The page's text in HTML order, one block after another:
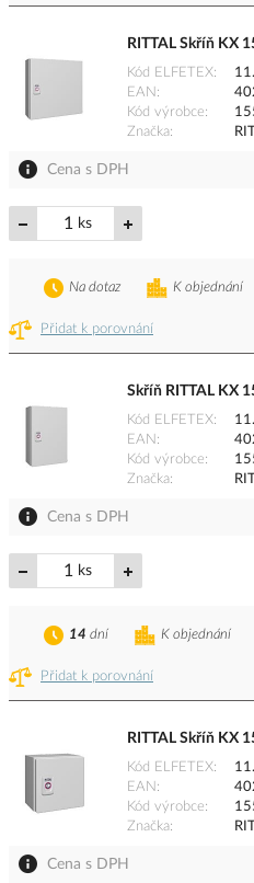
RITTAL Skříň KX
Kód ELFETEX
EAN
Kód výrobce
Značka
Cena s DPH
ks
Přidat k porovnání
K objednání
Na dotaz
Skříň RITTAL KX
Kód ELFETEX
EAN
Kód výrobce
Značka
Cena s DPH
ks
Přidat k porovnání
K objednání
14 dní
RITTAL Skříň KX
Kód ELFETEX
EAN
Kód výrobce
Značka
Cena s DPH